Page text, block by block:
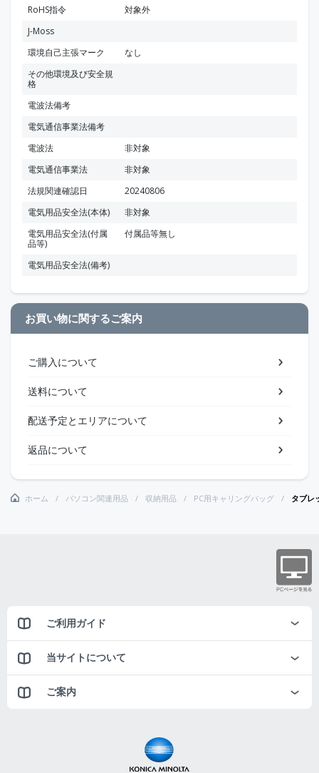
RoHS指令
対象外
J-Moss
環境自己主張マーク
なし
その他環境及び安全規
格
電波法備考
電気通信事業法備考
電波法
非対象
電気通信事業法
非対象
法規関連確認日
20240806
電気用品安全法(本体)
非対象
電気用品安全法(付属
品等)
付属品等無し
電気用品安全法(備考)
お買い物に関するご案内
ご購入について
送料について
配送予定とエリアについて
返品について
ホーム パソコン関連用品 収納用品 PC用キャリングバッグ タブレ
ご利用ガイド
当サイトについて
ご案内